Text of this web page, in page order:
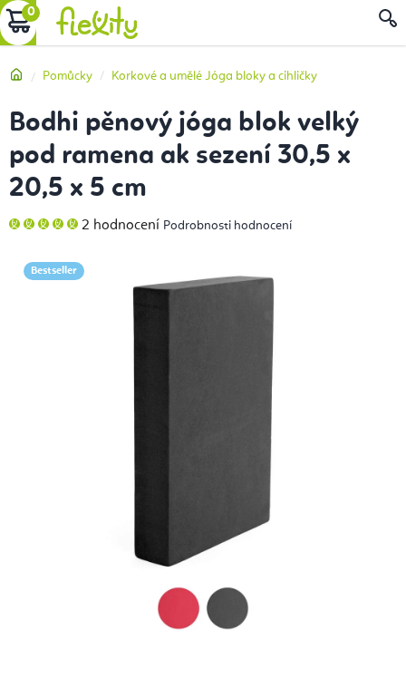
Přejít
na
NÁKUPNÍ
DomůPomůcky Korkové a umělé Jóga bloky a cihličky
Bodhi pěnový jóga blok velký
pod ramena ak sezení 30,5 x
20,5 x 5 cm
Průměrné
hodnocení
5,0
z
2 hodnocení Podrobnosti hodnocení
Bestseller